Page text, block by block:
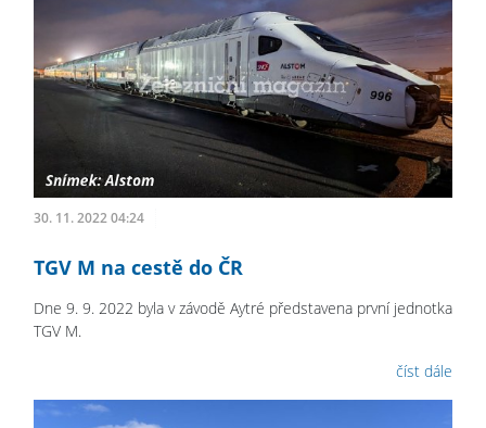
30. 11. 2022 04:24
TGV M na cestě do ČR
Dne 9. 9. 2022 byla v závodě Aytré představena první jednotka
TGV M.
číst dále